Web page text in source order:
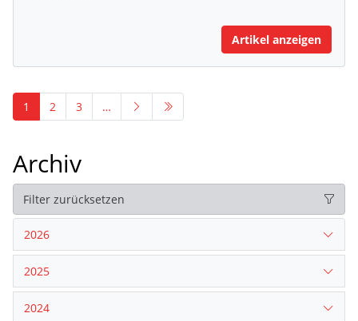
Artikel anzeigen
1 2 3 …
Archiv
Filter zurücksetzen
2026
2025
2024